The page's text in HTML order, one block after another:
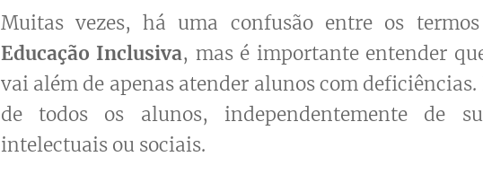
Muitas vezes, há uma confusão entre os termos
Educação Inclusiva, mas é importante entender
vai além de apenas atender alunos com
de todos os alunos, independentemente de
intelectuais ou sociais.